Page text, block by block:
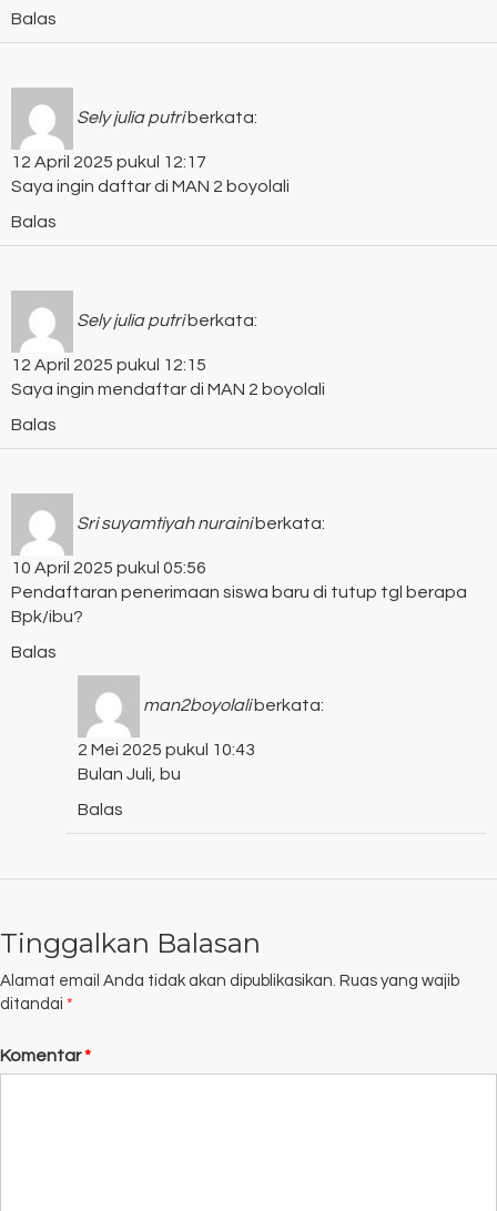
Balas
Sely julia putri berkata:
12 April 2025 pukul 12:17
Saya ingin daftar di MAN 2 boyolali
Balas
Sely julia putri berkata:
12 April 2025 pukul 12:15
Saya ingin mendaftar di MAN 2 boyolali
Balas
Sri suyamtiyah nuraini berkata:
10 April 2025 pukul 05:56
Pendaftaran penerimaan siswa baru di tutup tgl berapa
Bpk/ibu?
Balas
man2boyolali berkata:
2 Mei 2025 pukul 10:43
Bulan Juli, bu
Balas
Tinggalkan Balasan
Alamat email Anda tidak akan dipublikasikan. Ruas yang wajib
ditandai *
Komentar*